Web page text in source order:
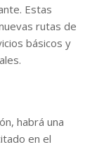
Estas
rutas de
básicos y
habrá una
en el